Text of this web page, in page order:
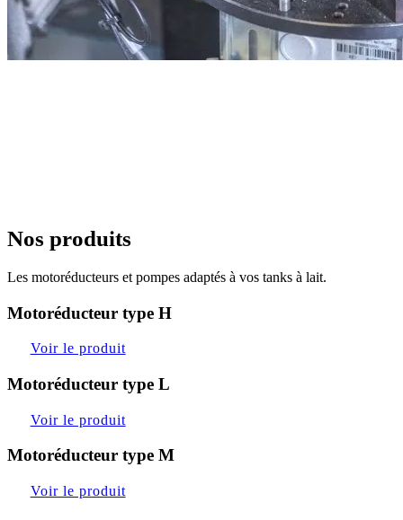
Nos produits
Les motoréducteurs et pompes adaptés à vos tanks à lait.
Motoréducteur type H
Voir le produit
Motoréducteur type L
Voir le produit
Motoréducteur type M
Voir le produit